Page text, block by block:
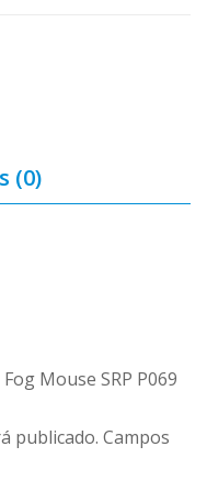
(0)
Mouse SRP P069
publicado. Campos